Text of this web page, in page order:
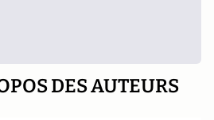
DES AUTEURS